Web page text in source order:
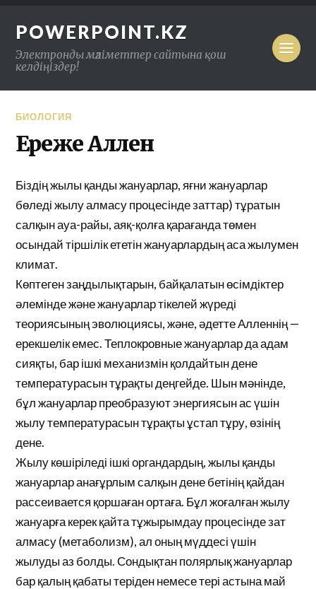
POWERPOINT.KZ
Электронды мәліметтер сайтына қош
келдіңіздер!
БИОЛОГИЯ
Ереже Аллен
Біздің жылы қанды жануарлар, яғни жануарлар
бөледі жылу алмасу процесінде заттар) тұратын
салқын ауа-райы, аяқ-қолға қарағанда төмен
осындай тіршілік ететін жануарлардың аса жылумен
климат.
Көптеген заңдылықтарын, байқалатын өсімдіктер
әлемінде және жануарлар тікелей жүреді
теориясының эволюциясы, және, әдетте Алленнің —
ерекшелік емес. Теплокровные жануарлар да адам
сияқты, бар ішкі механизмін қолдайтын дене
температурасын тұрақты деңгейде. Шын мәнінде,
бұл жануарлар преобразуют энергиясын ас үшін
жылу температурасын тұрақты ұстап тұру, өзінің
дене.
Жылу көшіріледі ішкі органдардың, жылы қанды
жануарлар анағұрлым салқын дене бетінің қайдан
рассеивается қоршаған ортаға. Бұл жоғалған жылу
жануарға керек қайта тұжырымдау процесінде зат
алмасу (метаболизм), ал оның мүддесі үшін
жылуды аз болды. Сондықтан полярлық жануарлар
бар қалың қабаты теріден немесе тері астына май